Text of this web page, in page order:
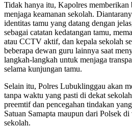
Tidak hanya itu, Kapolres memberikan
menjaga keamanan sekolah.
identitas tamu yang datang dengan
sebagai catatan kedatangan tamu,
atau CCTV aktif, dan kepala sekolah
beberapa dewan guru lainnya saat
langkah-langkah untuk menjaga
selama kunjungan tamu.
Selain itu, Polres Lubuklinggau akan
tanpa waktu yang pasti di dekat
preemtif dan pencegahan tindakan
Satuan Samapta maupun dari Polsek
sekolah.